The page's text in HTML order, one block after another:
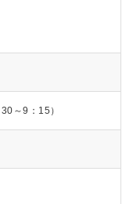
～9：15）